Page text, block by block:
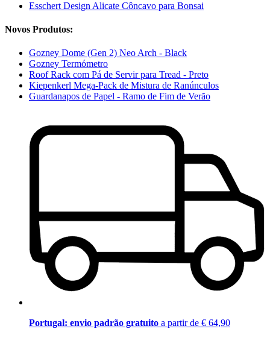
Esschert Design Alicate Côncavo para Bonsai
Novos Produtos:
Gozney Dome (Gen 2) Neo Arch - Black
Gozney Termómetro
Roof Rack com Pá de Servir para Tread - Preto
Kiepenkerl Mega-Pack de Mistura de Ranúnculos
Guardanapos de Papel - Ramo de Fim de Verão
Portugal: envio padrão gratuito a partir de € 64,90